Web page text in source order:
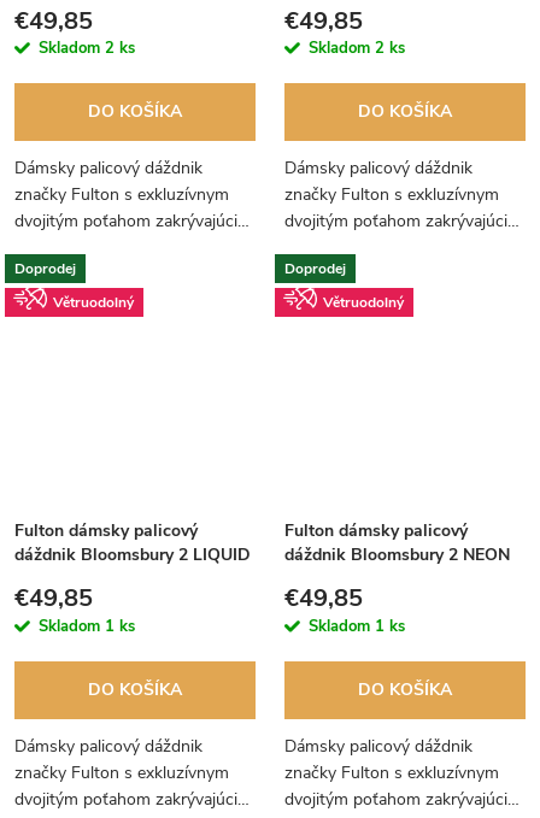
€49,85
Skladom 2 ks
DO KOŠÍKA
Dámsky palicový dáždnik
značky Fulton s exkluzívnym
dvojitým poťahom zakrývajúcim
poťah s novým vzorom ruží.
€49,85
Skladom 2 ks
DO KOŠÍKA
Dámsky palicový dáždnik
značky Fulton s exkluzívnym
dvojitým poťahom zakrývajúcim
vnútorný, tak aj vonkajší poťah
sú plné rozkvitnutých ruží.
Doprodej
Větruodolný
Fulton dámsky palicový
dáždnik Bloomsbury 2 LIQUID
€49,85
Skladom 1 ks
DO KOŠÍKA
Dámsky palicový dáždnik
značky Fulton s exkluzívnym
dvojitým poťahom zakrývajúcim
Doprodej
Větruodolný
Fulton dámsky palicový
dáždnik Bloomsbury 2 NEON
€49,85
Skladom 1 ks
DO KOŠÍKA
Dámsky palicový dáždnik
značky Fulton s exkluzívnym
dvojitým poťahom zakrývajúcim